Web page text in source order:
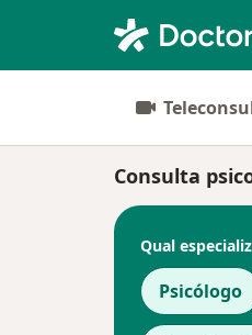
Consulta
Qual
Psicólogo